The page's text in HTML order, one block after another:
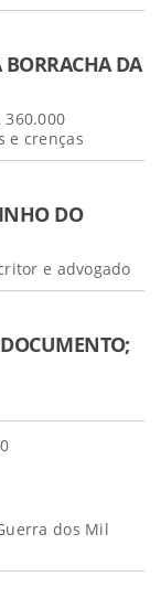
BORRACHA DA
e crenças
DO
e advogado
dos Mil